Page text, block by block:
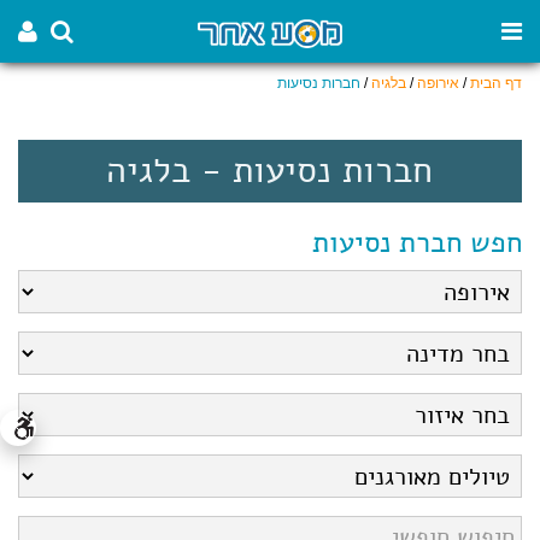
דף הבית/ אירופה/ בלגיה/ חברות נסיעות
חברות נסיעות - בלגיה
חפש חברת נסיעות